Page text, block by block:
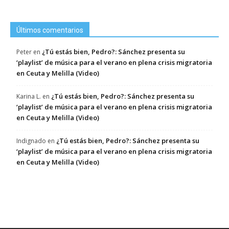
Últimos comentarios
Peter en ¿Tú estás bien, Pedro?: Sánchez presenta su
‘playlist’ de música para el verano en plena crisis migratoria
en Ceuta y Melilla (Video)
Karina L. en ¿Tú estás bien, Pedro?: Sánchez presenta su
‘playlist’ de música para el verano en plena crisis migratoria
en Ceuta y Melilla (Video)
Indignado en ¿Tú estás bien, Pedro?: Sánchez presenta su
‘playlist’ de música para el verano en plena crisis migratoria
en Ceuta y Melilla (Video)